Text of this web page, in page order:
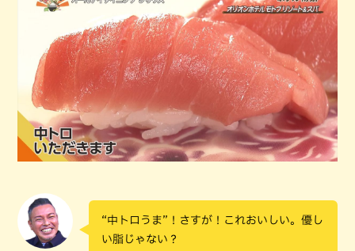
“中トロうま”！さすが！これおいしい。優し
い脂じゃない？